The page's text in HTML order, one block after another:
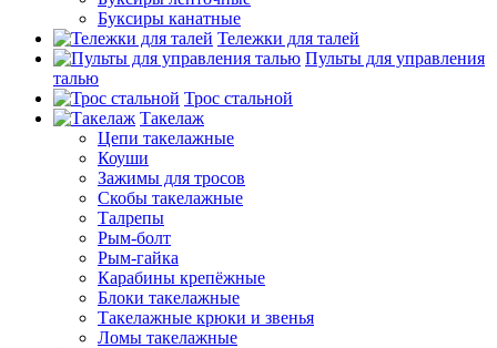
Буксиры канатные
Тележки для талей
Пульты для управления
талью
Трос стальной
Такелаж
Цепи такелажные
Коуши
Зажимы для тросов
Скобы такелажные
Талрепы
Рым-болт
Рым-гайка
Карабины крепёжные
Блоки такелажные
Такелажные крюки и звенья
Ломы такелажные